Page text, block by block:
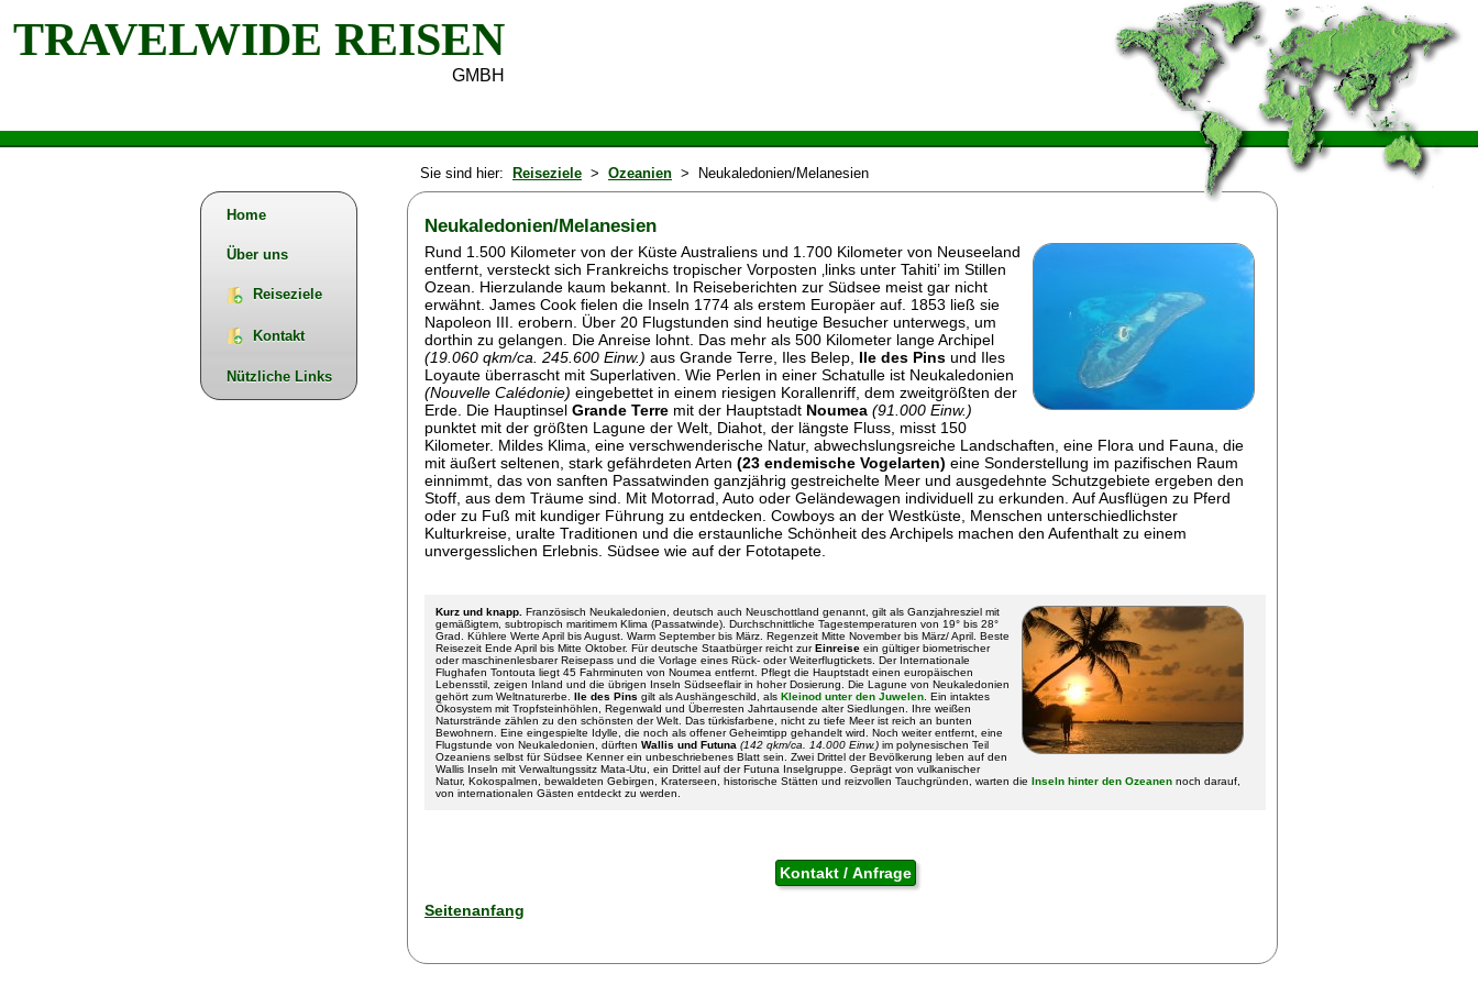
TRAVELWIDE REISEN
GMBH
Home
Über uns
Reiseziele
Kontakt
Nützliche Links
Neukaledonien/Melanesien
Rund 1.500 Kilometer von der Küste Australiens und 1.700 Kilometer von Neuseeland
entfernt, versteckt sich Frankreichs tropischer Vorposten ‚links unter Tahiti’ im Stillen
Ozean. Hierzulande kaum bekannt. In Reiseberichten zur Südsee meist gar nicht
erwähnt. James Cook fielen die Inseln 1774 als erstem Europäer auf. 1853 ließ sie
Napoleon III. erobern. Über 20 Flugstunden sind heutige Besucher unterwegs, um
dorthin zu gelangen. Die Anreise lohnt. Das mehr als 500 Kilometer lange Archipel
(19.060 qkm/ca. 245.600 Einw.) aus Grande Terre, Iles Belep, Ile des Pins und Iles
Loyaute überrascht mit Superlativen. Wie Perlen in einer Schatulle ist Neukaledonien
(Nouvelle Calédonie) eingebettet in einem riesigen Korallenriff, dem zweitgrößten der
Erde. Die Hauptinsel Grande Terre mit der Hauptstadt Noumea (91.000 Einw.)
punktet mit der größten Lagune der Welt, Diahot, der längste Fluss, misst 150
Kilometer. Mildes Klima, eine verschwenderische Natur, abwechslungsreiche Landschaften, eine Flora und Fauna, die
mit äußert seltenen, stark gefährdeten Arten (23 endemische Vogelarten) eine Sonderstellung im pazifischen Raum
einnimmt, das von sanften Passatwinden ganzjährig gestreichelte Meer und ausgedehnte Schutzgebiete ergeben den
Stoff, aus dem Träume sind. Mit Motorrad, Auto oder Geländewagen individuell zu erkunden. Auf Ausflügen zu Pferd
oder zu Fuß mit kundiger Führung zu entdecken. Cowboys an der Westküste, Menschen unterschiedlichster
Kulturkreise, uralte Traditionen und die erstaunliche Schönheit des Archipels machen den Aufenthalt zu einem
unvergesslichen Erlebnis. Südsee wie auf der Fototapete.
Kurz und knapp. Französisch Neukaledonien, deutsch auch Neuschottland genannt, gilt als Ganzjahresziel mit
gemäßigtem, subtropisch maritimem Klima (Passatwinde). Durchschnittliche Tagestemperaturen von 19° bis 28°
Grad. Kühlere Werte April bis August. Warm September bis März. Regenzeit Mitte November bis März/ April. Beste
Reisezeit Ende April bis Mitte Oktober. Für deutsche Staatbürger reicht zurEinreise ein gültiger biometrischer
oder maschinenlesbarer Reisepass und die Vorlage eines Rück- oder Weiterflugtickets. Der Internationale
Flughafen Tontouta liegt 45 Fahrminuten von Noumea entfernt. Pflegt die Hauptstadt einen europäischen
Lebensstil, zeigen Inland und die übrigen Inseln Südseeflair in hoher Dosierung. Die Lagune von Neukaledonien
gehört zum Weltnaturerbe. Ile des Pins gilt als Aushängeschild, als Kleinod unter den Juwelen . Ein intaktes
Ökosystem mit Tropfsteinhöhlen, Regenwald und Überresten Jahrtausende alter Siedlungen. Ihre weißen
Naturstrände zählen zu den schönsten der Welt. Das türkisfarbene, nicht zu tiefe Meer ist reich an bunten
Bewohnern. Eine eingespielte Idylle, die noch als offener Geheimtipp gehandelt wird. Noch weiter entfernt, eine
Flugstunde von Neukaledonien, dürften Wallis und Futuna (142 qkm/ca. 14.000 Einw.) im polynesischen Teil
Ozeaniens selbst für Südsee Kenner ein unbeschriebenes Blatt sein. Zwei Drittel der Bevölkerung leben auf den
Wallis Inseln mit Verwaltungssitz Mata-Utu, ein Drittel auf der Futuna Inselgruppe. Geprägt von vulkanischer
Natur, Kokospalmen, bewaldeten Gebirgen, Kraterseen, historische Stätten und reizvollen Tauchgründen, warten die Inseln hinter den Ozeanen noch darauf,
von internationalen Gästen entdeckt zu werden.
Seitenanfang
Sie sind hier: Reiseziele > Ozeanien > Neukaledonien/Melanesien